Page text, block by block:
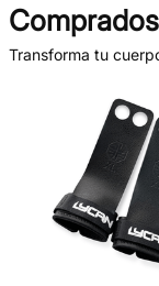
Transforma tu